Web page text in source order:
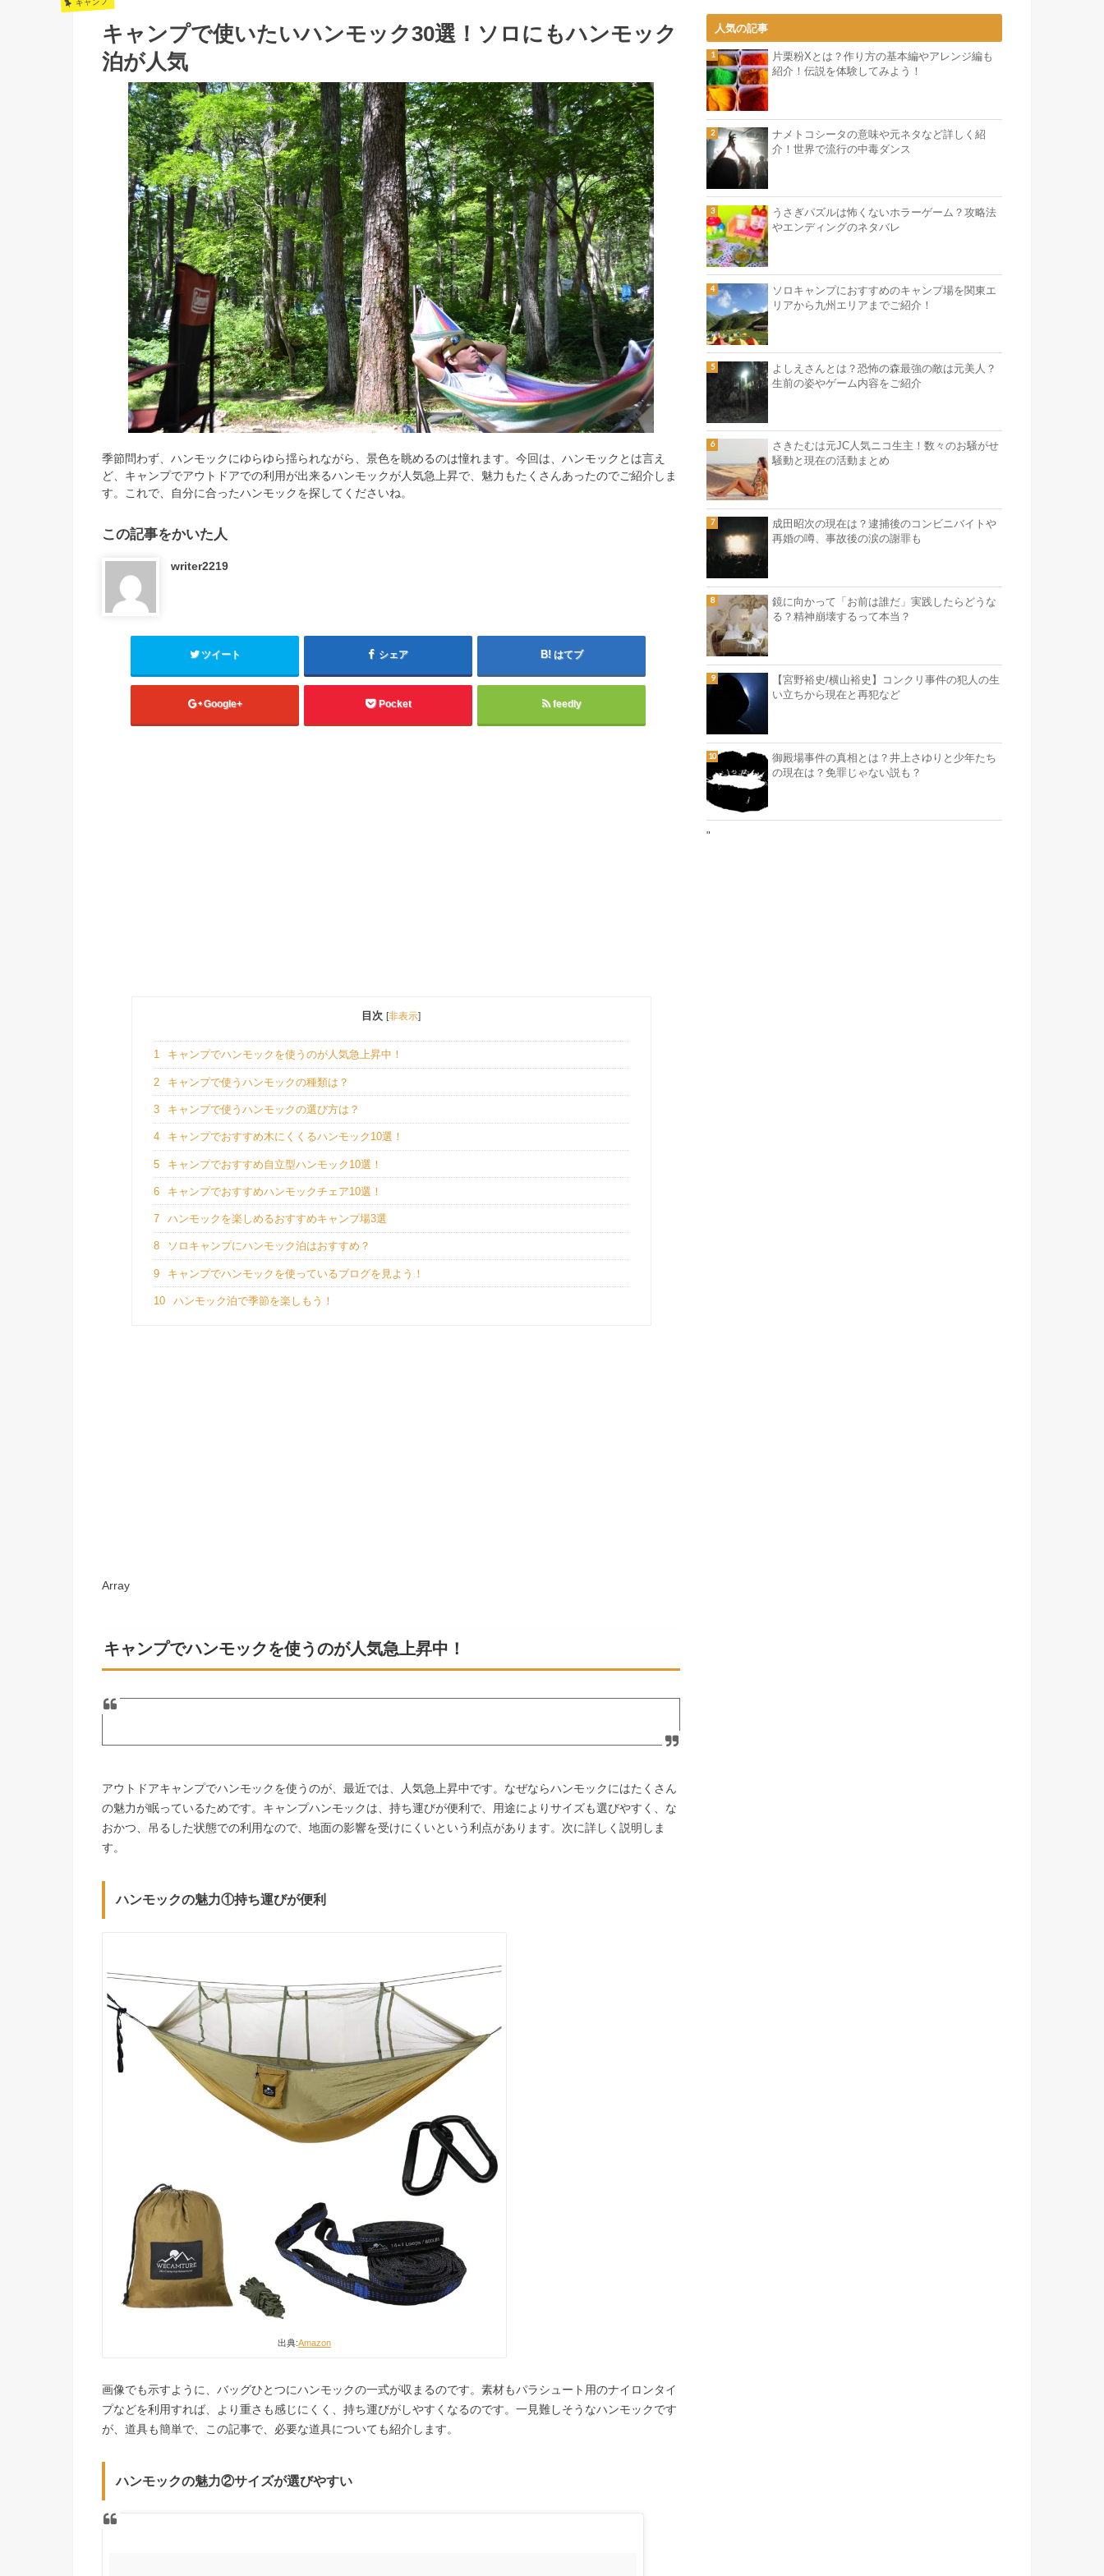
キャンプで使いたいハンモック30選！ソロにもハンモック
泊が人気
季節問わず、ハンモックにゆらゆら揺られながら、景色を眺めるのは憧れます。今回は、ハンモックとは言え
ど、キャンプでアウトドアでの利用が出来るハンモックが人気急上昇で、魅力もたくさんあったのでご紹介しま
す。これで、自分に合ったハンモックを探してくださいね。
この記事をかいた人
writer2219
ツイート シェア はてブ
Google+ Pocket feedly
目次 [非表示]
1 キャンプでハンモックを使うのが人気急上昇中！
2 キャンプで使うハンモックの種類は？
3 キャンプで使うハンモックの選び方は？
4 キャンプでおすすめ木にくくるハンモック10選！
5 キャンプでおすすめ自立型ハンモック10選！
6 キャンプでおすすめハンモックチェア10選！
7 ハンモックを楽しめるおすすめキャンプ場3選
8 ソロキャンプにハンモック泊はおすすめ？
9 キャンプでハンモックを使っているブログを見よう！
10 ハンモック泊で季節を楽しもう！
Array
キャンプでハンモックを使うのが人気急上昇中！
アウトドアキャンプでハンモックを使うのが、最近では、人気急上昇中です。なぜならハンモックにはたくさん
の魅力が眠っているためです。キャンプハンモックは、持ち運びが便利で、用途によりサイズも選びやすく、な
おかつ、吊るした状態での利用なので、地面の影響を受けにくいという利点があります。次に詳しく説明しま
す。
ハンモックの魅力①持ち運びが便利
出典:Amazon
画像でも示すように、バッグひとつにハンモックの一式が収まるのです。素材もパラシュート用のナイロンタイ
プなどを利用すれば、より重さも感じにくく、持ち運びがしやすくなるのです。一見難しそうなハンモックです
が、道具も簡単で、この記事で、必要な道具についても紹介します。
ハンモックの魅力②サイズが選びやすい
人気の記事
片栗粉Xとは？作り方の基本編やアレンジ編も
紹介！伝説を体験してみよう！
ナメトコシータの意味や元ネタなど詳しく紹
介！世界で流行の中毒ダンス
うさぎパズルは怖くないホラーゲーム？攻略法
やエンディングのネタバレ
ソロキャンプにおすすめのキャンプ場を関東エ
リアから九州エリアまでご紹介！
よしえさんとは？恐怖の森最強の敵は元美人？
生前の姿やゲーム内容をご紹介
さきたむは元JC人気ニコ生主！数々のお騒がせ
騒動と現在の活動まとめ
成田昭次の現在は？逮捕後のコンビニバイトや
再婚の噂、事故後の涙の謝罪も
鏡に向かって「お前は誰だ」実践したらどうな
る？精神崩壊するって本当？
【宮野裕史/横山裕史】コンクリ事件の犯人の生
い立ちから現在と再犯など
御殿場事件の真相とは？井上さゆりと少年たち
の現在は？免罪じゃない説も？
"